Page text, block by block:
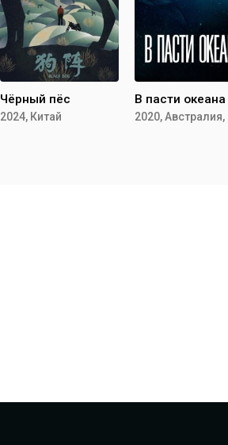
Чёрный пёс
2024, Китай
В пасти океана